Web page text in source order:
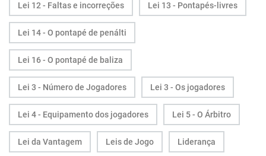
Lei 12 - Faltas e incorreções Lei 13 - Pontapés-livres
Lei 14 - O pontapé de penálti
Lei 16 - O pontapé de baliza
Lei 3 - Número de Jogadores Lei 3 - Os jogadores
Lei 4 - Equipamento dos jogadores Lei 5 - O Árbitro
Lei da Vantagem Leis de Jogo Liderança